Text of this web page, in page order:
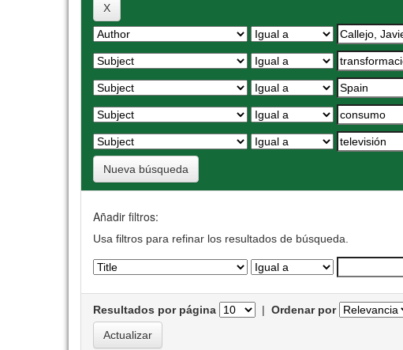
Nueva búsqueda
Añadir filtros:
Usa filtros para refinar los resultados de búsqueda.
Resultados por página | Ordenar por